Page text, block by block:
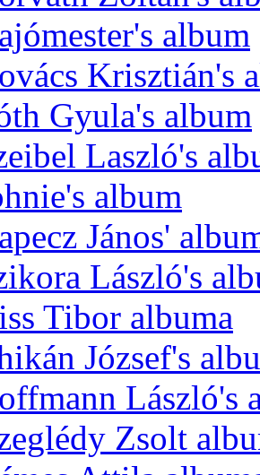
album
Krisztián's
Gyula's album
Laszló's
album
János'
László's
Tibor albuma
József's
László's
Zsolt